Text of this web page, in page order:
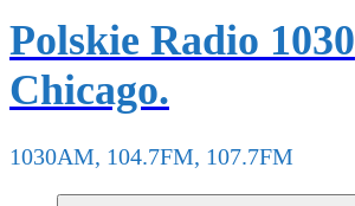
Polskie Radio 1030
Chicago.
1030AM, 104.7FM, 107.7FM